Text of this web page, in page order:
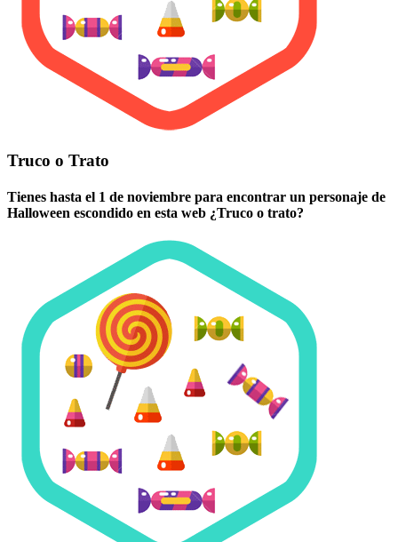
Truco o Trato
Tienes hasta el 1 de noviembre para encontrar un personaje de
Halloween escondido en esta web ¿Truco o trato?